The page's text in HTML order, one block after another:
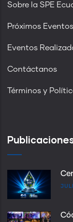
Sobre la SPE
Próximos Eventos
Eventos
Contáctanos
Términos y